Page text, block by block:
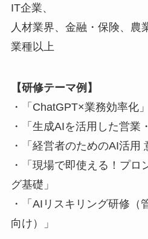
IT企業、
人材業界、金融・保険、
業種以上
【研修テーマ例】
・「ChatGPT×業務効率化
・「生成AIを活用した営業
・「経営者のためのAI活用
・「現場で即使える！プロ
グ基礎」
・「AIリスキリング研修（
向け）」